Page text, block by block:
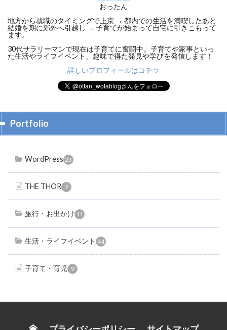
おったん
地方から就職のタイミングで上京 → 都内での生活を満喫したあと
結婚を期に郊外へ引越し → 子育てが始まって自宅に引きこもって
ます。
30代サラリーマンで現在は子育てに奮闘中。子育てや家事といっ
た生活やライフイベント、趣味で得た発見や学びを発信します！
詳しいプロフィールはコチラ
Portfolio
WordPress 23
THE THOR 7
旅行・お出かけ 11
生活・ライフイベント 44
子育て・育児 9